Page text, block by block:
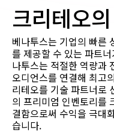
크리테오
베나투스는 기업의 빠른
를 제공할 수 있는 파트
나투스는 적절한 역량과
오디언스를 연결해 최고
리테오를 기술 파트너로
의 프리미엄 인벤토리를
결함으로써 수익을 극대
습니다.